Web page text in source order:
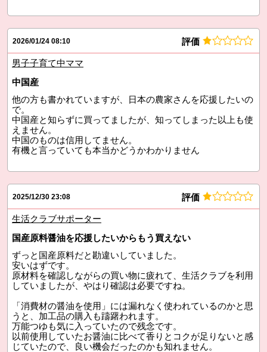
2026/01/24 08:10 評価
男子子育て中ママ
中国産
他の方も書かれていますが、日本の農家さんを応援したいの
で。
中国産と知らずに買ってましたが、知ってしまった以上も使
えません。
中国のものは信用してません。
有機と言っていても本当かどうかわかりません
2025/12/30 23:08 評価
生活クラブサポーター
国産原料醤油を応援したいからもう買えない
ずっと国産原料だと勘違いしていました。
安いはずです。
原材料を確認しながらの買い物に疲れて、生活クラブを利用
していましたが、やはり確認は必要ですね。
「消費材の醤油を使用」には漏れなく使われているのかと思
うと、加工品の購入も躊躇われます。
万能つゆも気に入っていたので残念です。
以前使用していたお醤油に比べて香りとコクが足りないと感
じていたので、良い機会だったのかも知れません。